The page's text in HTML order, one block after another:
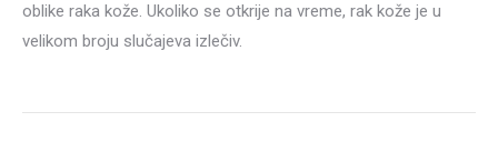
oblike raka kože. Ukoliko se otkrije na vreme, rak kože je u
velikom broju slučajeva izlečiv.